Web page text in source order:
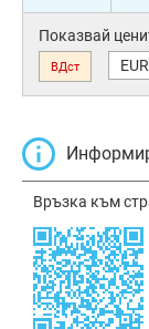
Показвай
ВДст EUR
Връзка към